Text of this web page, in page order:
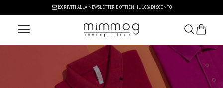
ISCRIVITI ALLA NEWSLETTER E OTTIENI IL 10% DI SCONTO